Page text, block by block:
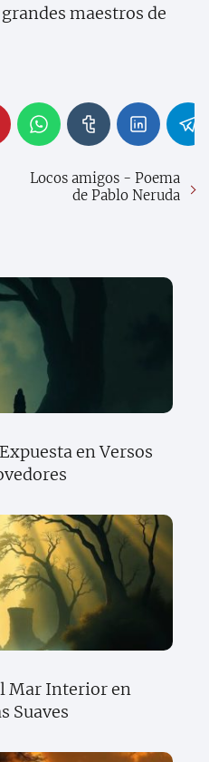
maestros de
Locos amigos - Poema
de Pablo Neruda
en Versos
Mar Interior en
Suaves